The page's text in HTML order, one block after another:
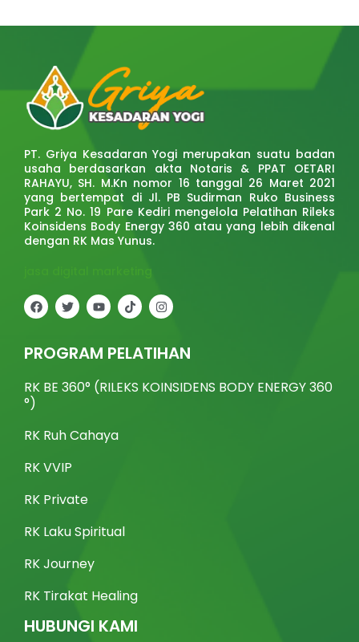
PT. Griya Kesadaran Yogi merupakan suatu badan
usaha berdasarkan akta Notaris & PPAT OETARI
RAHAYU, SH. M.Kn nomor 16 tanggal 26 Maret 2021
yang bertempat di Jl. PB Sudirman Ruko Business
Park 2 No. 19 Pare Kediri mengelola Pelatihan Rileks
Koinsidens Body Energy 360 atau yang lebih dikenal
dengan RK Mas Yunus.
jasa digital marketing
F
a
b
o
k
T
w
t
e
Y
o
u
b
T
i
o
k
I
n
a
g
a
m
PROGRAM PELATIHAN
RK BE 360° (RILEKS KOINSIDENS BODY ENERGY 360
°)
RK Ruh Cahaya
RK VVIP
RK Private
RK Laku Spiritual
RK Journey
RK Tirakat Healing
HUBUNGI KAMI